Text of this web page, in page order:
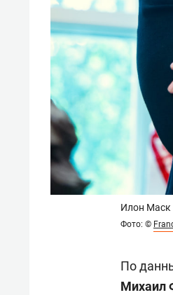
Илон Маск
Фото: ©
По
Михаил